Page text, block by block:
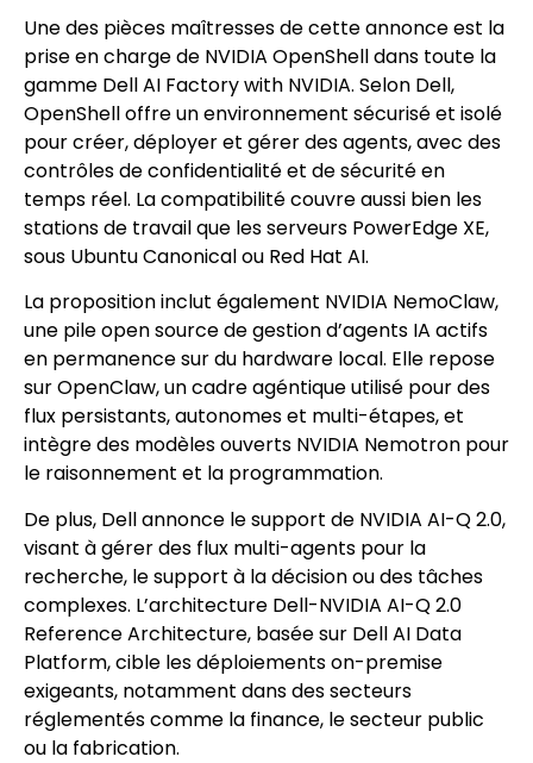
Une des pièces maîtresses de cette annonce est la
prise en charge de NVIDIA OpenShell dans toute la
gamme Dell AI Factory with NVIDIA. Selon Dell,
OpenShell offre un environnement sécurisé et isolé
pour créer, déployer et gérer des agents, avec des
contrôles de confidentialité et de sécurité en
temps réel. La compatibilité couvre aussi bien les
stations de travail que les serveurs PowerEdge XE,
sous Ubuntu Canonical ou Red Hat AI.
La proposition inclut également NVIDIA NemoClaw,
une pile open source de gestion d’agents IA actifs
en permanence sur du hardware local. Elle repose
sur OpenClaw, un cadre agéntique utilisé pour des
flux persistants, autonomes et multi-étapes, et
intègre des modèles ouverts NVIDIA Nemotron pour
le raisonnement et la programmation.
De plus, Dell annonce le support de NVIDIA AI-Q 2.0,
visant à gérer des flux multi-agents pour la
recherche, le support à la décision ou des tâches
complexes. L’architecture Dell-NVIDIA AI-Q 2.0
Reference Architecture, basée sur Dell AI Data
Platform, cible les déploiements on-premise
exigeants, notamment dans des secteurs
réglementés comme la finance, le secteur public
ou la fabrication.